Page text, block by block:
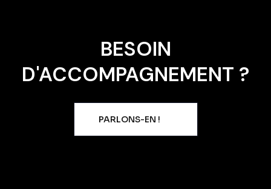
BESOIN
D'ACCOMPAGNEMENT ?
PARLONS-EN !